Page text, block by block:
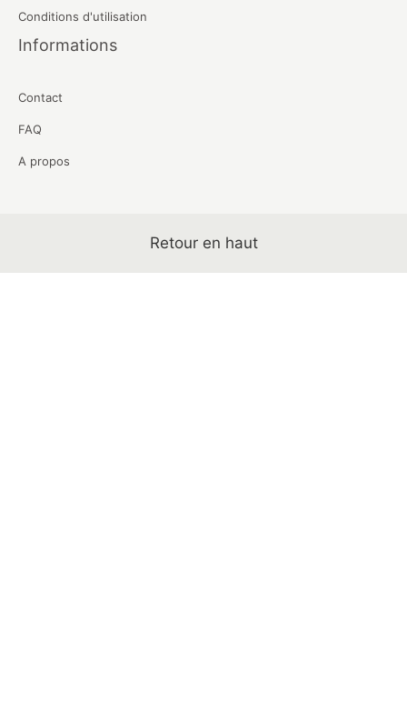
Conditions d'utilisation
Informations
Contact
FAQ
A propos
Retour en haut